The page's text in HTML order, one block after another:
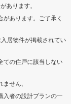
あります。
あります。ご了承く
居物件が掲載されてい
ての住戸に該当しない
せん。
入者の設計プランの一